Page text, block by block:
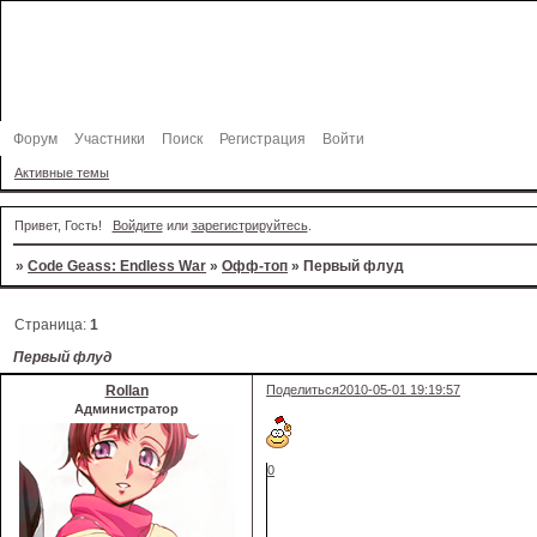
Форум Участники Поиск Регистрация Войти
Активные темы
Привет, Гость! Войдитеили зарегистрируйтесь.
»Code Geass: Endless War »Офф-топ »Первый флуд
Первый флуд
Страница:1
Поделиться2010-05-01 19:19:57
Rollan
Администратор
0